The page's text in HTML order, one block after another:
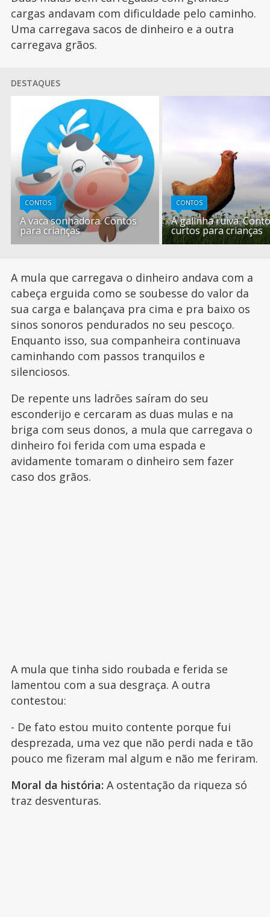
cargas andavam com dificuldade pelo caminho.
Uma carregava sacos de dinheiro e a outra
carregava grãos.
DESTAQUES
CONTOS
A vaca sonhadora. Contos
para crianças
CONTOS
A galinha ruiva.
curtos para crianças
A mula que carregava o dinheiro andava com a
cabeça erguida como se soubesse do valor da
sua carga e balançava pra cima e pra baixo os
sinos sonoros pendurados no seu pescoço.
Enquanto isso, sua companheira continuava
caminhando com passos tranquilos e
silenciosos.
De repente uns ladrões saíram do seu
esconderijo e cercaram as duas mulas e na
briga com seus donos, a mula que carregava o
dinheiro foi ferida com uma espada e
avidamente tomaram o dinheiro sem fazer
caso dos grãos.
A mula que tinha sido roubada e ferida se
lamentou com a sua desgraça. A outra
contestou:
- De fato estou muito contente porque fui
desprezada, uma vez que não perdi nada e tão
pouco me fizeram mal algum e não me feriram.
Moral da história: A ostentação da riqueza só
traz desventuras.